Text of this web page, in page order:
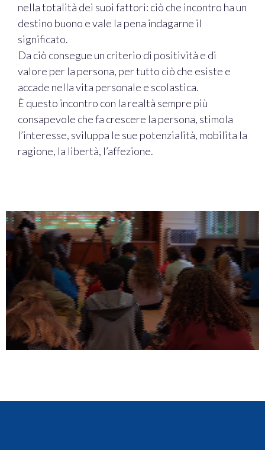
nella totalità dei suoi fattori: ciò che incontro ha un
destino buono e vale la pena indagarne il
significato.
Da ciò consegue un criterio di positività e di
valore per la persona, per tutto ciò che esiste e
accade nella vita personale e scolastica.
È questo incontro con la realtà sempre più
consapevole che fa crescere la persona, stimola
l’interesse, sviluppa le sue potenzialità, mobilita la
ragione, la libertà, l’affezione.